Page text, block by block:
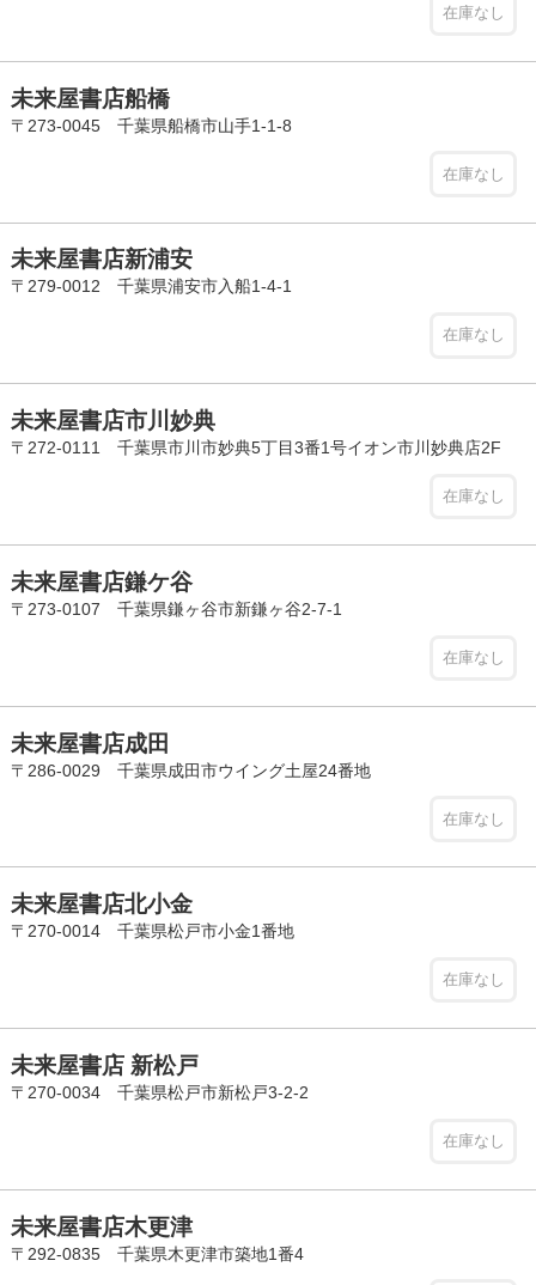
在庫なし
未来屋書店船橋
〒273-0045 千葉県船橋市山手1-1-8
在庫なし
未来屋書店新浦安
〒279-0012 千葉県浦安市入船1-4-1
在庫なし
未来屋書店市川妙典
〒272-0111 千葉県市川市妙典5丁目3番1号イオン市川妙典店2F
在庫なし
未来屋書店鎌ケ谷
〒273-0107 千葉県鎌ヶ谷市新鎌ヶ谷2-7-1
在庫なし
未来屋書店成田
〒286-0029 千葉県成田市ウイング土屋24番地
在庫なし
未来屋書店北小金
〒270-0014 千葉県松戸市小金1番地
在庫なし
未来屋書店 新松戸
〒270-0034 千葉県松戸市新松戸3-2-2
在庫なし
未来屋書店木更津
〒292-0835 千葉県木更津市築地1番4